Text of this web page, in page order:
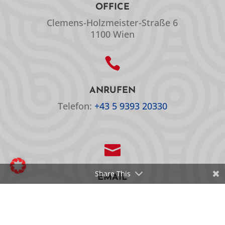
OFFICE
Clemens-Holzmeister-Straße 6
1100 Wien

ANRUFEN
Telefon: +43 5 9393 20330

EMAIL
Share This